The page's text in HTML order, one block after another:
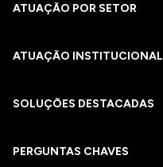
ATUAÇÃO POR SETOR
ATUAÇÃO INSTITUCIONAL
SOLUÇÕES DESTACADAS
PERGUNTAS CHAVES​